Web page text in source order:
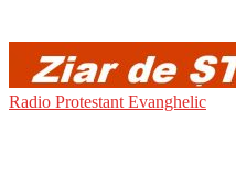
Radio Protestant Evanghelic